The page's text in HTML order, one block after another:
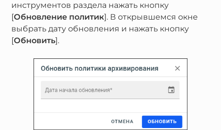
инструментов раздела нажать кнопку
[Обновление политик]. В открывшемся окне
выбрать дату обновления и нажать кнопку
[Обновить].